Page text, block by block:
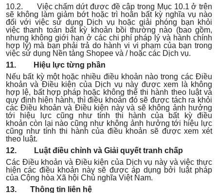
10.2. Việc chấm dứt được đề cập trong Mục 10.1 ở trên
sẽ không làm giảm bớt hoặc trì hoãn bất kỳ nghĩa vụ nào
đối với việc sử dụng Dịch vụ hoặc giải phóng bạn khỏi
việc thanh toán bất kỳ khoản bồi thường nào (bao gồm,
nhưng không giới hạn ở các chi phí pháp lý và hành chính
hợp lý) mà bạn phải trả do hành vi vi phạm của bạn trong
việc sử dụng Nền tảng Shopee và / hoặc các Dịch vụ.
11. Hiệu lực từng phần
Nếu bất kỳ một hoặc nhiều điều khoản nào trong các Điều
khoản và Điều kiện của Dịch vụ này được xem là không
hợp lệ, bất hợp pháp hoặc không thể thi hành theo luật và
quy định hiện hành, thì điều khoản đó sẽ được tách ra khỏi
các Điều khoản và Điều kiện này và sẽ không ảnh hưởng
tới hiệu lực cũng như tính thi hành của bất kỳ điều
khoản còn lại nào cũng như không ảnh hưởng tới hiệu lực
cũng như tính thi hành của điều khoản sẽ được xem xét
theo luật.
12. Luật điều chỉnh và Giải quyết tranh chấp
Các Điều khoản và Điều kiện của Dịch vụ này và việc thực
hiện các điều khoản này sẽ được áp dụng bởi luật pháp
của Cộng hòa Xã hội Chủ nghĩa Việt Nam.
13. Thông tin liên hệ